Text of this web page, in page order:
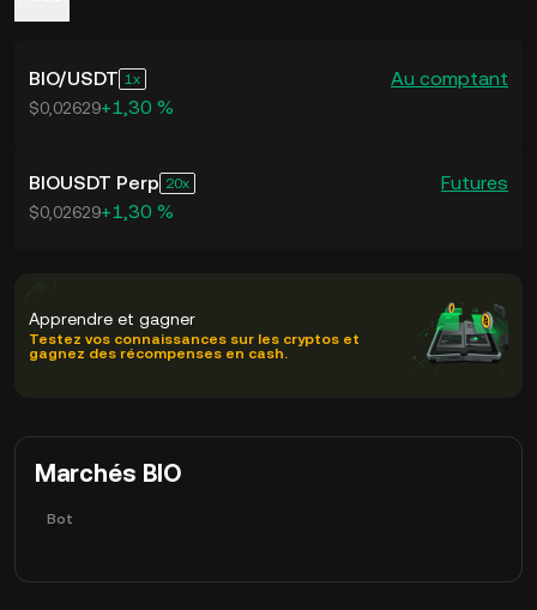
BIO/USDT 1 Au comptant
$0,02629+1,30 %
BIOUSDT Perp 20 Futures
$0,02629+1,30 %
Apprendre et gagner
Testez vos connaissances sur les cryptos et
gagnez des récompenses en cash.
Marchés BIO
Bot